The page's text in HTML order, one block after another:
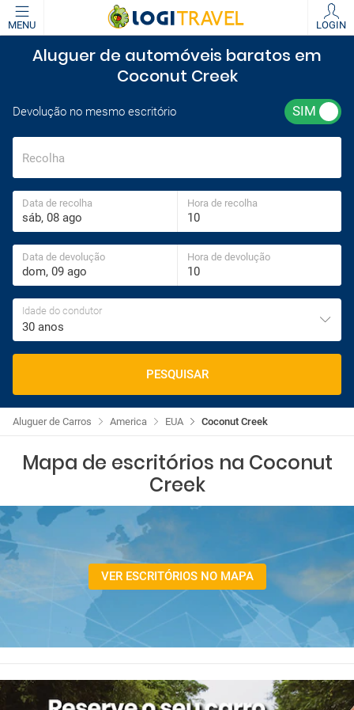
MENU LOGIN
Aluguer de automóveis baratos em
Coconut Creek
Devolução no mesmo escritório
Recolha
Data de recolha Hora de recolha
Data de devolução Hora de devolução
Idade do condutor
30 anos
PESQUISAR
Coconut Creek
EUA
America
Aluguer de Carros
Mapa de escritórios na Coconut
Creek
VER ESCRITÓRIOS NO MAPA